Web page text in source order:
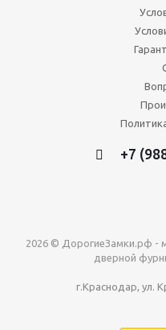
+7
2026 © ДорогиеЗамки.рф -
дверной
г.Краснодар, ул.